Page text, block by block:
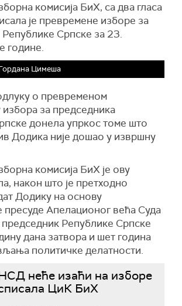
комисија БиХ, са два гласа
је превремене изборе за
Српске за 23.
године.
Цимеша
о превременом
за председника
донела упркос томе што
Додика није дошао у извршну
комисија БиХ је ову
након што је претходно
Додику на основу
пресуде Апелационог већа Суда
председник Републике Српске
дана затвора и шет година
политичке делатности.
неће изаћи на изборе
ЦиК БиХ